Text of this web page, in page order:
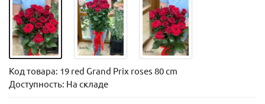
Код товара: 19 red Grand Prix roses 80 cm
Доступность: На складе